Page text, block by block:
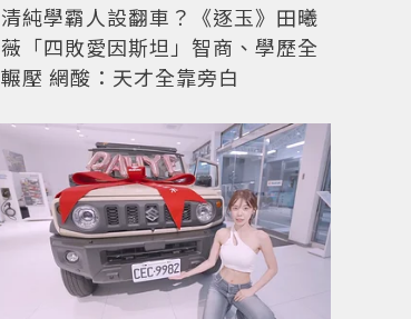
清純學霸人設翻車？《逐玉》田曦
薇「四敗愛因斯坦」智商、學歷全
輾壓 網酸：天才全靠旁白